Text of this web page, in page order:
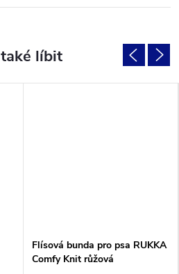
Flísová bunda pro psa RUKKA
Comfy Knit růžová